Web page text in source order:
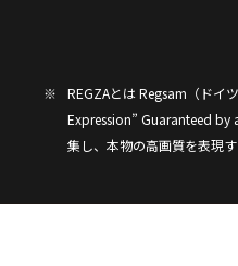
※
REGZAとは Regsam（ドイ
Expression” Guaranteed by
集し、本物の高画質を表現す